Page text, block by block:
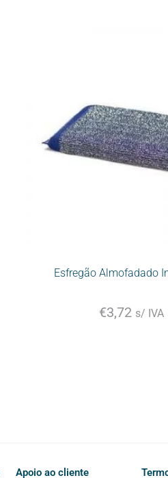
Esfregão Almofadado
€3,72 s/ IVA
Apoio ao cliente